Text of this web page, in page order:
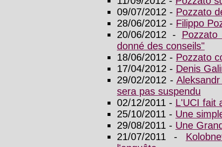
09/07/2012 - Pozzato
28/06/2012 - Filippo
20/06/2012 -
donné des conseils"
18/06/2012 - Pozzato
17/04/2012 - Denis
29/02/2012 -
sera pas suspendu
02/12/2011 - L'UCI fait
25/10/2011 - Une
29/08/2011 - Une
21/07/2011 -